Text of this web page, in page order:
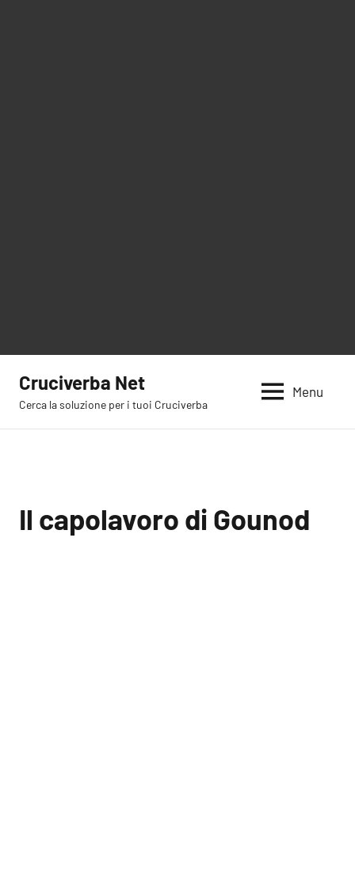
contenuto
Cruciverba Net
Cerca la soluzione per i tuoi Cruciverba
Menu
Il capolavoro di Gounod